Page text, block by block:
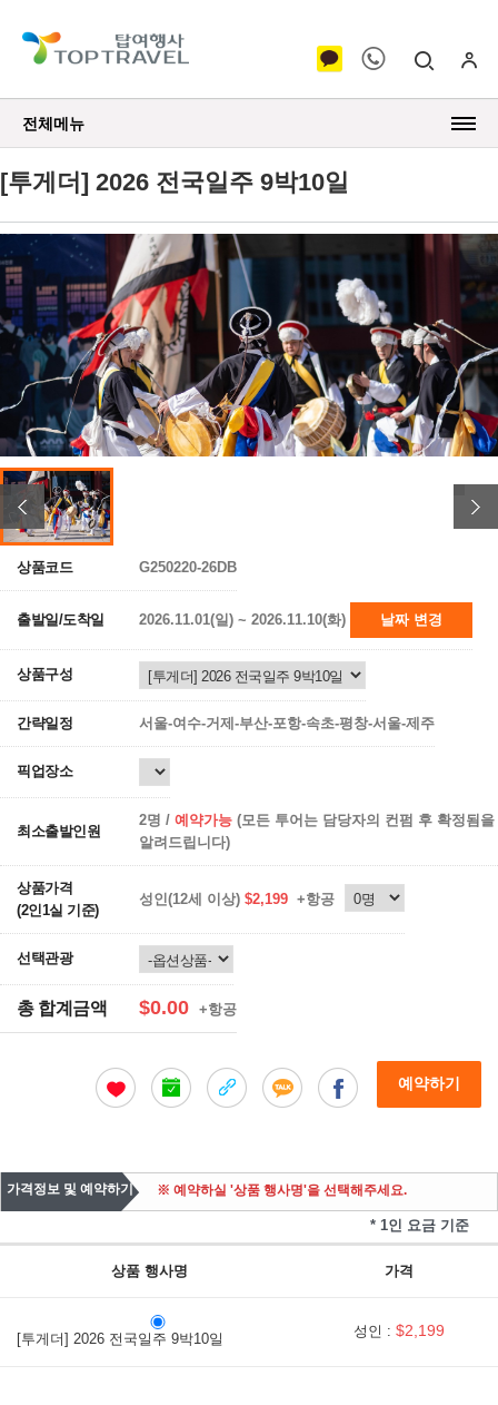
전체메뉴
[투게더] 2026 전국일주 9박10일
상품코드 G250220-26DB
출발일/도착일 2026.11.01(일) ~ 2026.11.10(화) 날짜 변경
상품구성
간략일정 서울-여수-거제-부산-포항-속초-평창-서울-제주
픽업장소
최소출발인원
2명 / 예약가능 (모든 투어는 담당자의 컨펌 후 확정됨을
알려드립니다)
상품가격
(2인1실 기준)
성인(12세 이상) $2,199 +항공
선택관광
총 합계금액 $0.00 +항공
예약하기
가격정보 및 예약하기 ※ 예약하실 '상품 행사명'을 선택해주세요.
* 1인 요금 기준
상품 행사명 가격
[투게더] 2026 전국일주 9박10일 성인 : $2,199